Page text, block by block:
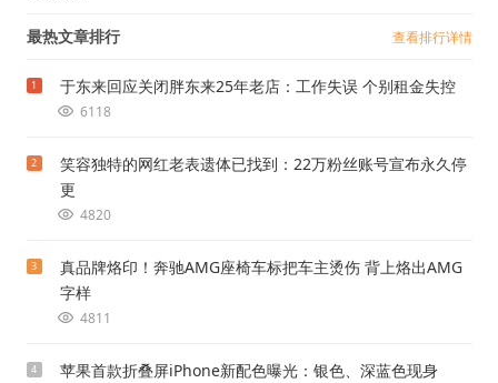
最热文章排行 查看排行详情
1 于东来回应关闭胖东来25年老店：工作失误 个别租金失控
6118
2
笑容独特的网红老表遗体已找到：22万粉丝账号宣布永久停
更
4820
3
真品牌烙印！奔驰AMG座椅车标把车主烫伤 背上烙出AMG
字样
4811
4 苹果首款折叠屏iPhone新配色曝光：银色、深蓝色现身